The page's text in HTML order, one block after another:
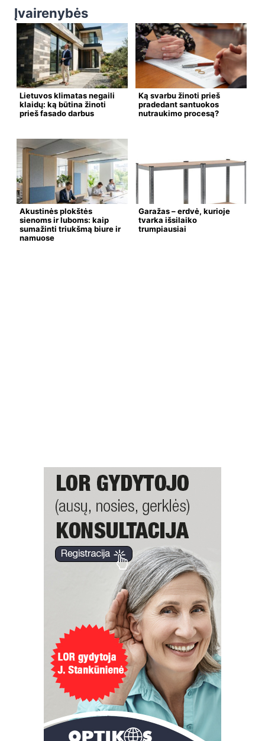
Įvairenybės
Lietuvos klimatas negaili
klaidų: ką būtina žinoti
prieš fasado darbus
Ką svarbu žinoti prieš
pradedant santuokos
nutraukimo procesą?
Akustinės plokštės
sienoms ir luboms: kaip
sumažinti triukšmą biure ir
namuose
Garažas – erdvė, kurioje
tvarka išsilaiko
trumpiausiai